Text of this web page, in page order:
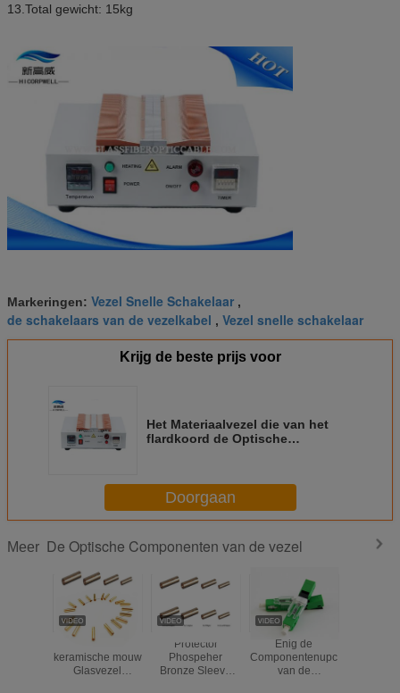
13.Total gewicht: 15kg
Markeringen: Vezel Snelle Schakelaar ,
de schakelaars van de vezelkabel , Vezel snelle schakelaar
Krijg de beste prijs voor
Het Materiaalvezel die van het
flardkoord de Optische
Doorgaan
Meer De Optische Componenten van de vezel
alumina
keramische mouw
Glasvezel
Protector
Phospeher
Bronze Sleeve
Enig de
Componentenupc
van de